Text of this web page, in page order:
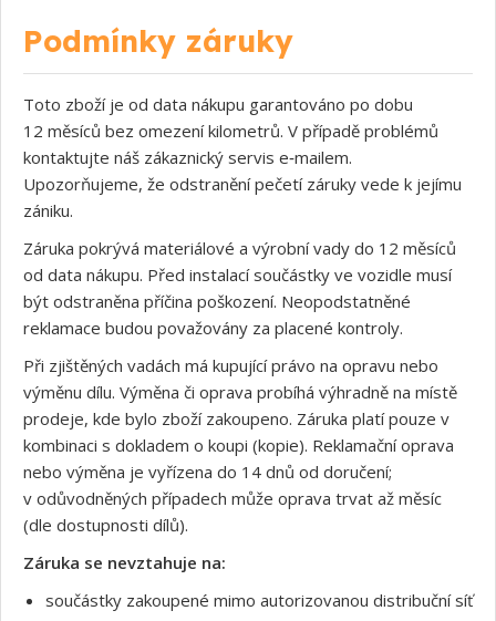
Podmínky záruky
Toto zboží je od data nákupu garantováno po dobu
12 měsíců bez omezení kilometrů. V případě problémů
kontaktujte náš zákaznický servis e‑mailem.
Upozorňujeme, že odstranění pečetí záruky vede k jejímu
zániku.
Záruka pokrývá materiálové a výrobní vady do 12 měsíců
od data nákupu. Před instalací součástky ve vozidle musí
být odstraněna příčina poškození. Neopodstatněné
reklamace budou považovány za placené kontroly.
Při zjištěných vadách má kupující právo na opravu nebo
výměnu dílu. Výměna či oprava probíhá výhradně na místě
prodeje, kde bylo zboží zakoupeno. Záruka platí pouze v
kombinaci s dokladem o koupi (kopie). Reklamační oprava
nebo výměna je vyřízena do 14 dnů od doručení;
v odůvodněných případech může oprava trvat až měsíc
(dle dostupnosti dílů).
Záruka se nevztahuje na:
součástky zakoupené mimo autorizovanou distribuční síť